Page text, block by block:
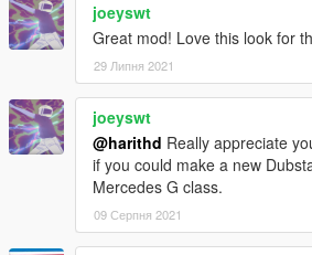
joeyswt
Great mod! Love this look for
29 Липня 2021
joeyswt
@harithd Really appreciate
if you could make a new
Mercedes G class.
09 Серпня 2021